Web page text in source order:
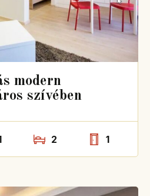
modern
szívében
2 1